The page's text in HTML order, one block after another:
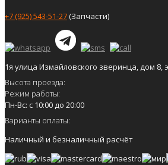
+7 (925) 543-51-27(Запчасти)
1я улица Измайловского зверинца, дом 8,
Высота проезда:
Режим работы:
Пн-Вс: с 10:00 до 20:00
Варианты оплаты:
Наличный и безналичный расчёт